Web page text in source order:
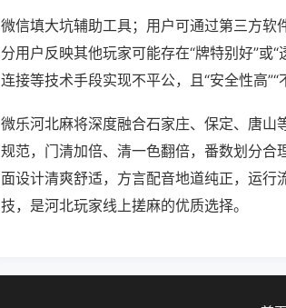
微信填大坑辅助工具；用户可通过第三方软
分用户反映其他玩家可能存在“牌特别好”或
连接等技术手段实现不平公，且“安全性高”“
微乐河北麻将深度融合石家庄、保定、唐
规范，门清加倍、清一色翻倍，番数划分
面设计清爽舒适，方言配音地道纯正，运
技，是河北玩家线上搓麻的优质选择。